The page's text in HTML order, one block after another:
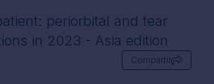
periorbital and tear
in 2023 - Asia edition
Compartir